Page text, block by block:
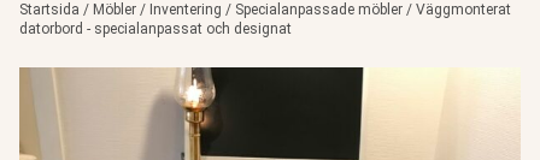
Startsida / Möbler / Inventering / Specialanpassade möbler / Väggmonterat
datorbord - specialanpassat och designat